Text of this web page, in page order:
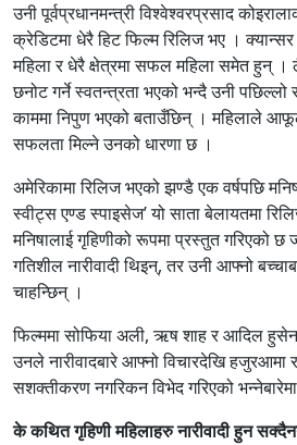
उनी पूर्वप्रधानमन्त्री विश्वेश्वरप्रसाद
क्रेडिटमा धेरै हिट फिल्म रिलिज भए ।
महिला र धेरै क्षेत्रमा सफल महिला समेत हुन्
छनोट गर्ने स्वतन्त्रता भएको भन्दै उनी
काममा निपुण भएको बताउँछिन् । महिलाले
सफलता मिल्ने उनको धारणा छ ।
अमेरिकामा रिलिज भएको झण्डै एक वर्षपछि
स्वीट्स एण्ड स्पाइसेज’ यो साता बेलायतमा
मनिषालाई गृहिणीको रूपमा प्रस्तुत गरिएको
गतिशील नारीवादी थिइन्, तर उनी आफ्नो
चाहन्छिन् ।
फिल्ममा सोफिया अली, ऋष शाह र आदिल हुसेन
उनले नारीवादबारे आफ्नो विचारदेखि हजुरआमा र
सशक्तीकरण नगरिकन विभेद गरिएको
के कथित गृहिणी महिलाहरु नारीवादी हुन